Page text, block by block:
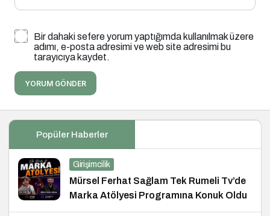
Bir dahaki sefere yorum yaptığımda kullanılmak üzere
adımı, e-posta adresimi ve web site adresimi bu
tarayıcıya kaydet.
YORUM GÖNDER
Popüler Haberler
Girişimcilik
Mürsel Ferhat Sağlam Tek Rumeli Tv’de
Marka Atölyesi Programına Konuk Oldu